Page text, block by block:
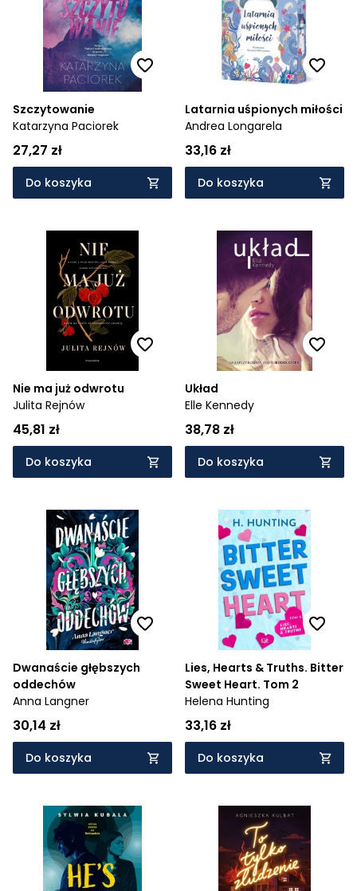
Szczytowanie
Katarzyna Paciorek
27,27 zł
Do koszyka
Latarnia uśpionych miłości
Andrea Longarela
33,16 zł
Do koszyka
Nie ma już odwrotu
Julita Rejnów
45,81 zł
Do koszyka
Układ
Elle Kennedy
38,78 zł
Do koszyka
Dwanaście głębszych
oddechów
Anna Langner
30,14 zł
Do koszyka
Lies, Hearts & Truths. Bitter
Sweet Heart. Tom 2
Helena Hunting
33,16 zł
Do koszyka